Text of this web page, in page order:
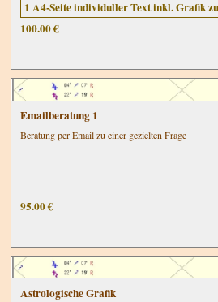
100.00 €
Emailberatung 1
Beratung per Email zu einer gezielten Frage
95.00 €
Astrologische Grafik